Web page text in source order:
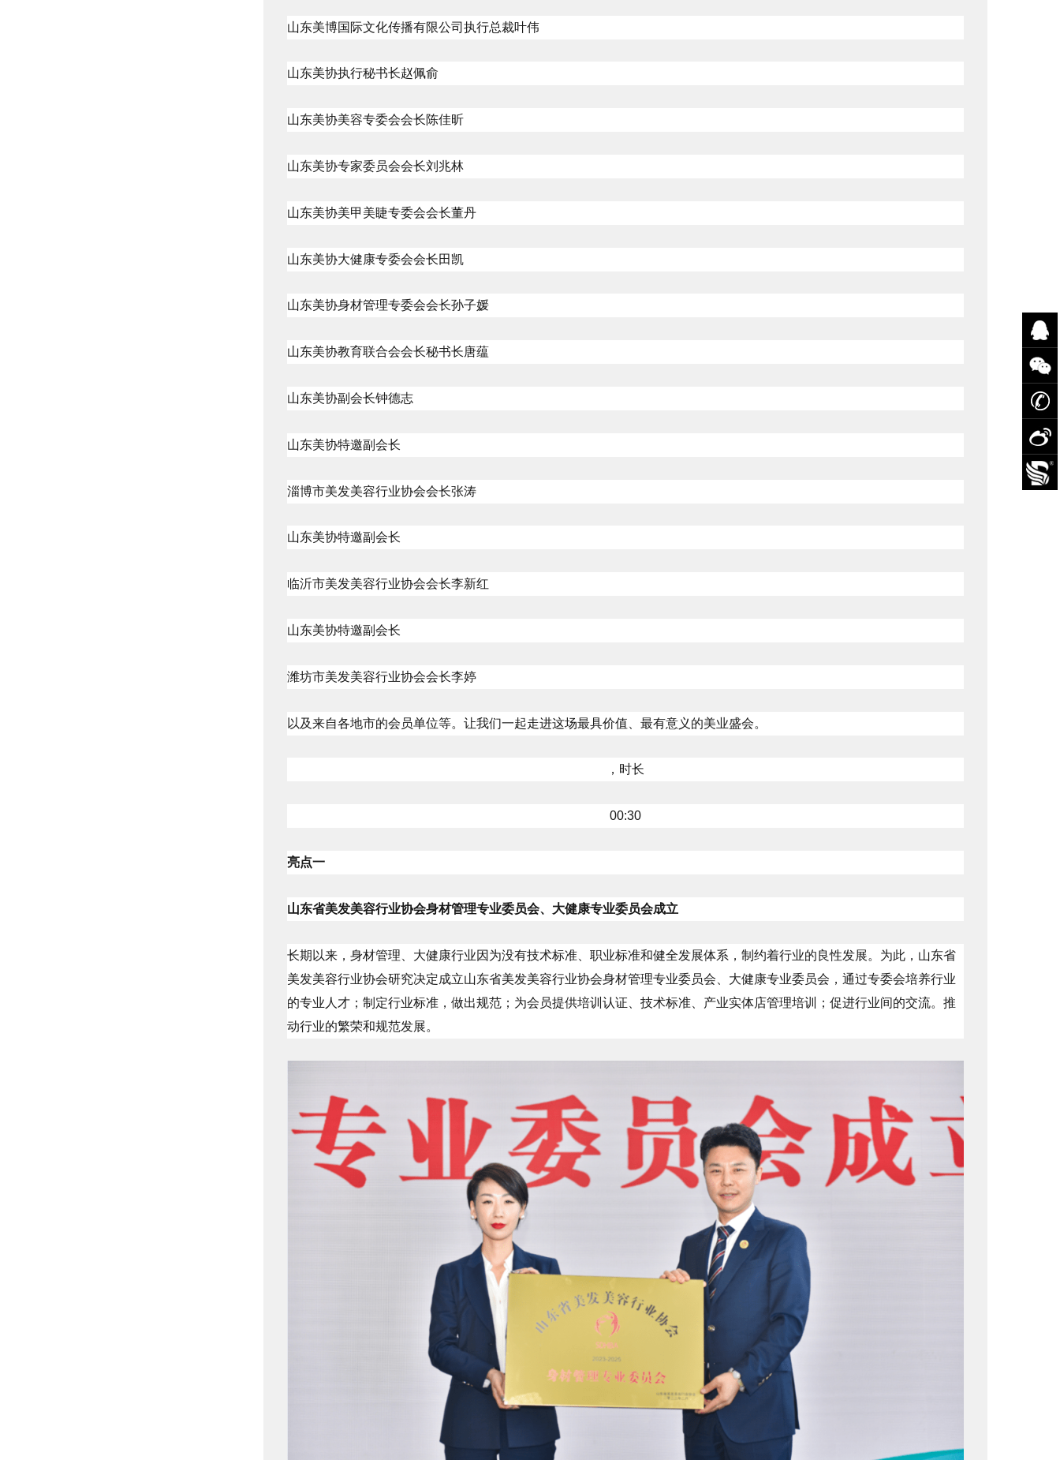
山东美博国际文化传播有限公司执行总裁叶伟
山东美协执行秘书长赵佩俞
山东美协美容专委会会长陈佳昕
山东美协专家委员会会长刘兆林
山东美协美甲美睫专委会会长董丹
山东美协大健康专委会会长田凯
山东美协身材管理专委会会长孙子媛
山东美协教育联合会会长秘书长唐蕴
山东美协副会长钟德志
山东美协特邀副会长
淄博市美发美容行业协会会长张涛
山东美协特邀副会长
临沂市美发美容行业协会会长李新红
山东美协特邀副会长
潍坊市美发美容行业协会会长李婷
以及来自各地市的会员单位等。让我们一起走进这场最具价值、最有意义的美业盛会。
，时长
00:30
亮点一
山东省美发美容行业协会身材管理专业委员会、大健康专业委员会成立
长期以来，身材管理、大健康行业因为没有技术标准、职业标准和健全发展体系，制约着行业的良性发展。为此，山东省
美发美容行业协会研究决定成立山东省美发美容行业协会身材管理专业委员会、大健康专业委员会，通过专委会培养行业
的专业人才；制定行业标准，做出规范；为会员提供培训认证、技术标准、产业实体店管理培训；促进行业间的交流。推
动行业的繁荣和规范发展。